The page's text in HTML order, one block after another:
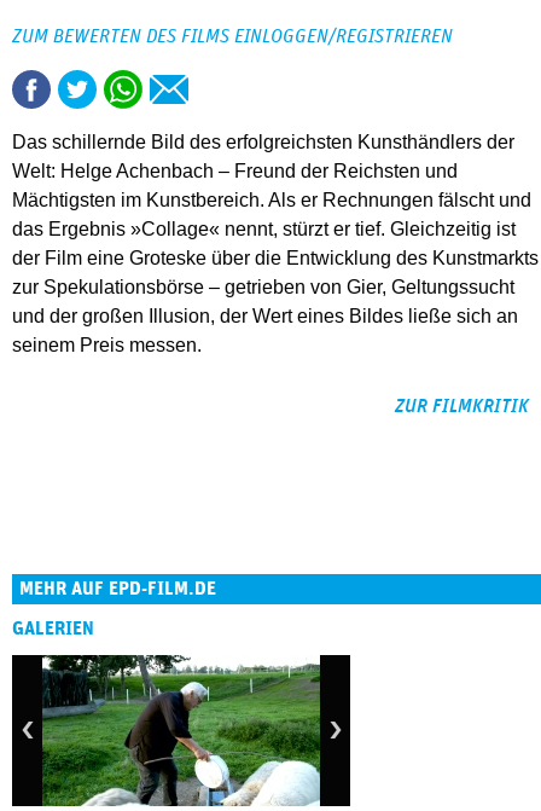
ZUM BEWERTEN DES FILMS EINLOGGEN/REGISTRIEREN
Das schillernde Bild des erfolgreichsten Kunsthändlers der
Welt: Helge Achenbach – Freund der Reichsten und
Mächtigsten im Kunstbereich. Als er Rechnungen fälscht und
das Ergebnis »Collage« nennt, stürzt er tief. Gleichzeitig ist
der Film eine Groteske über die Entwicklung des Kunstmarkts
zur Spekulationsbörse – getrieben von Gier, Geltungssucht
und der großen Illusion, der Wert eines Bildes ließe sich an
seinem Preis messen.
ZUR FILMKRITIK
MEHR AUF EPD-FILM.DE
GALERIEN